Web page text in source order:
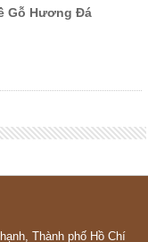
Gỗ Hương Đá
Thành phố Hồ Chí